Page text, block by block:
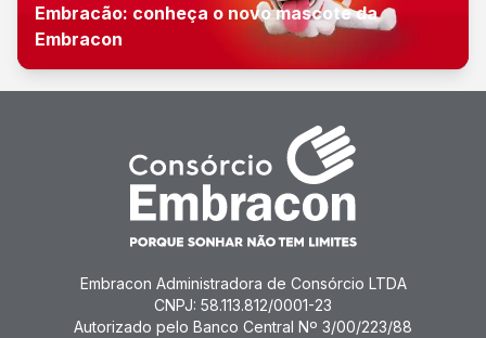
Embracão: conheça o novo mascote da
Embracon
Embracon Administradora de Consórcio LTDA
CNPJ: 58.113.812/0001-23
Autorizado pelo Banco Central Nº 3/00/223/88